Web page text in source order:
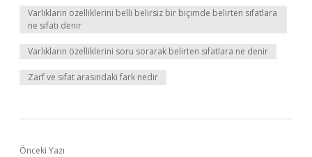
Varlıkların özelliklerini belli belirsiz bir biçimde belirten sıfatlara
ne sıfatı denir
Varlıkların özelliklerini soru sorarak belirten sıfatlara ne denir
Zarf ve sıfat arasındaki fark nedir
Önceki Yazı